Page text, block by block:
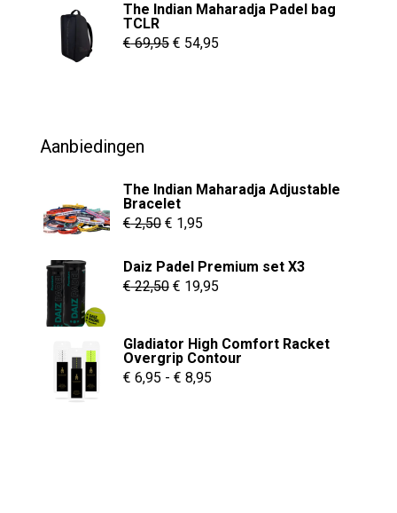
tot
€ 8,95
The Indian Maharadja Padel bag
TCLR
€69,95 Oorspronkelijke
€ 54,95Huidige
Aanbiedingen
The Indian Maharadja Adjustable
Bracelet
€2,50 Oorspronkelijke
was:
€ 2,50.
€ 1,95Huidige
is:
€ 1,95.
Daiz Padel Premium set X3
€22,50 Oorspronkelijke
€ 22,50.
€ 19,95Huidige
€ 19,95.
Gladiator High Comfort Racket
Overgrip Contour
€ 6,95 - € 8,95Prijsklasse: